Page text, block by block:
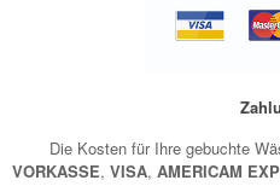
Die Kosten für Ihre gebuchte
VORKASSE, VISA, AMERICAM